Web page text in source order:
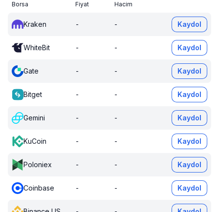
Borsa Fiyat Hacim
Kraken - - Kaydol
WhiteBit - - Kaydol
Gate - - Kaydol
Bitget - - Kaydol
Gemini - - Kaydol
KuCoin - - Kaydol
Poloniex - - Kaydol
Coinbase - - Kaydol